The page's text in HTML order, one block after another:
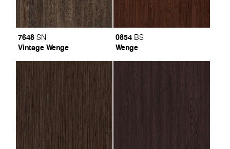
7648 SN
Vintage Wenge
0854 BS
Wenge